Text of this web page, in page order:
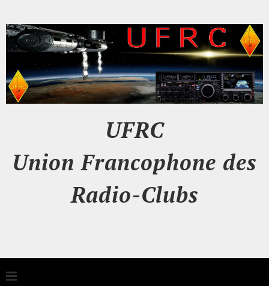
UFRC
Union Francophone des
Radio-Clubs